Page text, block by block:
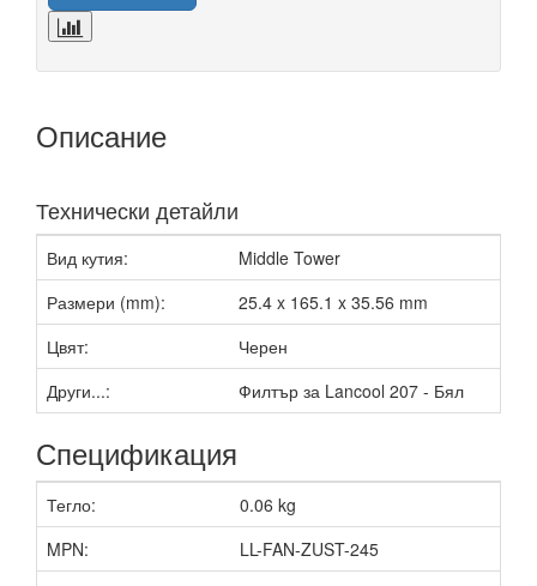
Описание
Технически детайли
Вид кутия:
Middle Tower
Размери (mm):
25.4 x 165.1 x 35.56 mm
Цвят:
Черен
Други...:
Филтър за Lancool 207 - Бял
Спецификация
Тегло:
0.06 kg
MPN:
LL-FAN-ZUST-245